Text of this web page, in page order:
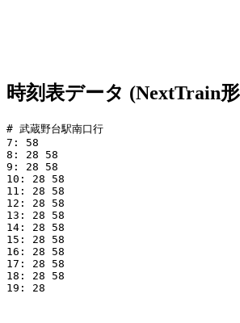
時刻表データ (NextTrain
# 武蔵野台駅南口行
7: 58
8: 28 58
9: 28 58
10: 28 58
11: 28 58
12: 28 58
13: 28 58
14: 28 58
15: 28 58
16: 28 58
17: 28 58
18: 28 58
19: 28